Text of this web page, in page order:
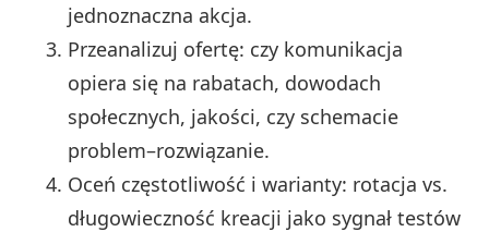
jednoznaczna akcja.
Przeanalizuj ofertę: czy komunikacja
opiera się na rabatach, dowodach
społecznych, jakości, czy schemacie
problem–rozwiązanie.
Oceń częstotliwość i warianty: rotacja vs.
długowieczność kreacji jako sygnał testów